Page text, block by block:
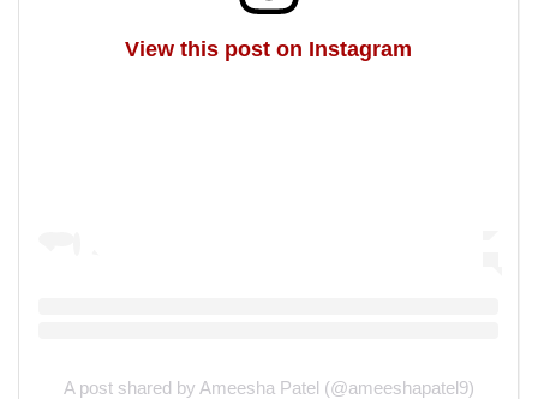
View this post on Instagram
A post shared by Ameesha Patel (@ameeshapatel9)